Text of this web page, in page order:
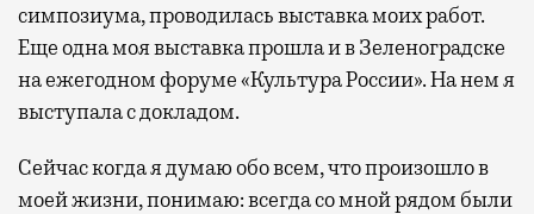
симпозиума, проводилась выставка моих работ.
Еще одна моя выставка прошла и в Зеленоградске
на ежегодном форуме «Культура России». На нем я
выступала с докладом.
Сейчас когда я думаю обо всем, что произошло в
моей жизни, понимаю: всегда со мной рядом были